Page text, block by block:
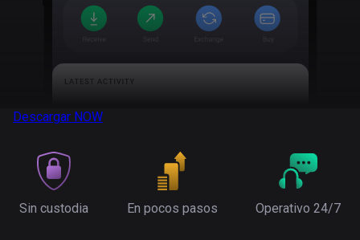
Descargar NOW
Sin custodia En pocos pasos Operativo 24/7